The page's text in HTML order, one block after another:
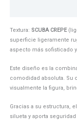
Textura: SCUBA CREPE
superficie ligeramente
aspecto más sofisticado
Este diseño es la
comodidad absoluta. Su
visualmente la figura,
Gracias a su estructura,
silueta y aporta